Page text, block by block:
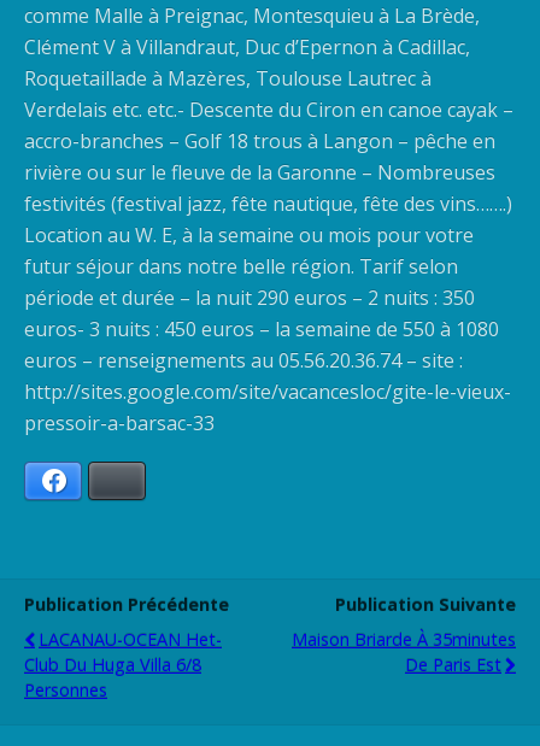
comme Malle à Preignac, Montesquieu à La Brède,
Clément V à Villandraut, Duc d’Epernon à Cadillac,
Roquetaillade à Mazères, Toulouse Lautrec à
Verdelais etc. etc.- Descente du Ciron en canoe cayak –
accro-branches – Golf 18 trous à Langon – pêche en
rivière ou sur le fleuve de la Garonne – Nombreuses
festivités (festival jazz, fête nautique, fête des vins…….)
Location au W. E, à la semaine ou mois pour votre
futur séjour dans notre belle région. Tarif selon
période et durée – la nuit 290 euros – 2 nuits : 350
euros- 3 nuits : 450 euros – la semaine de 550 à 1080
euros – renseignements au 05.56.20.36.74 – site :
http://sites.google.com/site/vacancesloc/gite-le-vieux-
pressoir-a-barsac-33
Publication Précédente
LACANAU-OCEAN Het-
Club Du Huga Villa 6/8
Personnes
Publication Suivante
Maison Briarde À 35minutes
De Paris Est